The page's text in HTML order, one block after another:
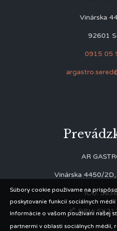
Vinárska
92601
0915 05
AR
Vinárska 4450/
IČO:
IČ DPH:
Súbory cookie používame na
poskytovanie funkcií sociálnych médií
Informácie o vašom používaní našej
partnermi v oblasti sociálnych médií,